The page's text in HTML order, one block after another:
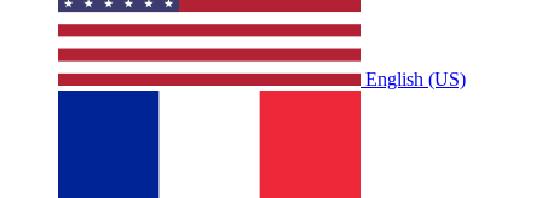
English (US)